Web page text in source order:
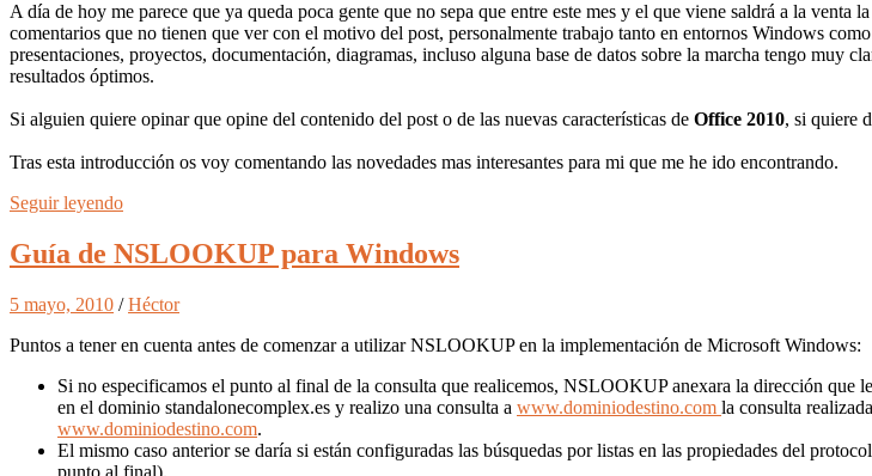
A día de hoy me parece que ya queda poca gente que no sepa que entre este mes y el que viene saldrá a la
comentarios que no tienen que ver con el motivo del post, personalmente trabajo tanto en entornos Windows
presentaciones, proyectos, documentación, diagramas, incluso alguna base de datos sobre la marcha tengo
resultados óptimos.
Si alguien quiere opinar que opine del contenido del post o de las nuevas características de Office 2010, si quiere
Tras esta introducción os voy comentando las novedades mas interesantes para mi que me he ido encontrando.
Seguir leyendo
Guía de NSLOOKUP para Windows
5 mayo, 2010 /Héctor
Puntos a tener en cuenta antes de comenzar a utilizar NSLOOKUP en la implementación de Microsoft Windows:
Si no especificamos el punto al final de la consulta que realicemos, NSLOOKUP anexara la dirección
en el dominio standalonecomplex.es y realizo una consulta a www.dominiodestino.com la consulta
www.dominiodestino.com.
El mismo caso anterior se daría si están configuradas las búsquedas por listas en las propiedades del
punto al final).